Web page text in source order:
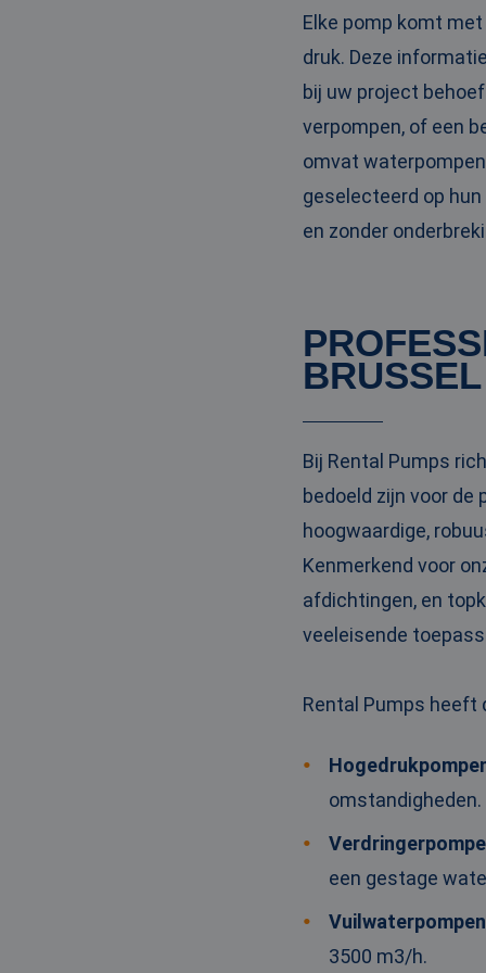
Elke pomp komt
druk. Deze
bij uw project
verpompen, of een
omvat
geselecteerd op
en zonder
BRUSSEL
Bij Rental Pumps
bedoeld zijn voor
hoogwaardige,
Kenmerkend voor
afdichtingen, en
veeleisende
Rental Pumps heeft
omstandigheden.
een gestage
Vuilwaterpompen
3500 m3/h.
PHPSESSID
__cf_bm
__cf_bm
Naam
_ga_ZVQQH0XY8C
_clck
_clsk
_ga
Naam
_gcl_au
MUID
MR
IDE
test_cookie
Naam
fp_user_id